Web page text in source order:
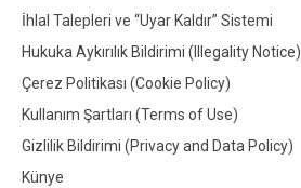
İhlal Talepleri ve “Uyar Kaldır” Sistemi
Hukuka Aykırılık Bildirimi (Illegality Notice)
Çerez Politikası (Cookie Policy)
Kullanım Şartları (Terms of Use)
Gizlilik Bildirimi (Privacy and Data Policy)
Künye